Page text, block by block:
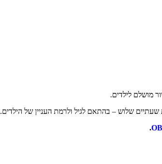
מושלם לילדים.
שלוש – בהתאם לגיל ולרמת העניין של הילדים.
.